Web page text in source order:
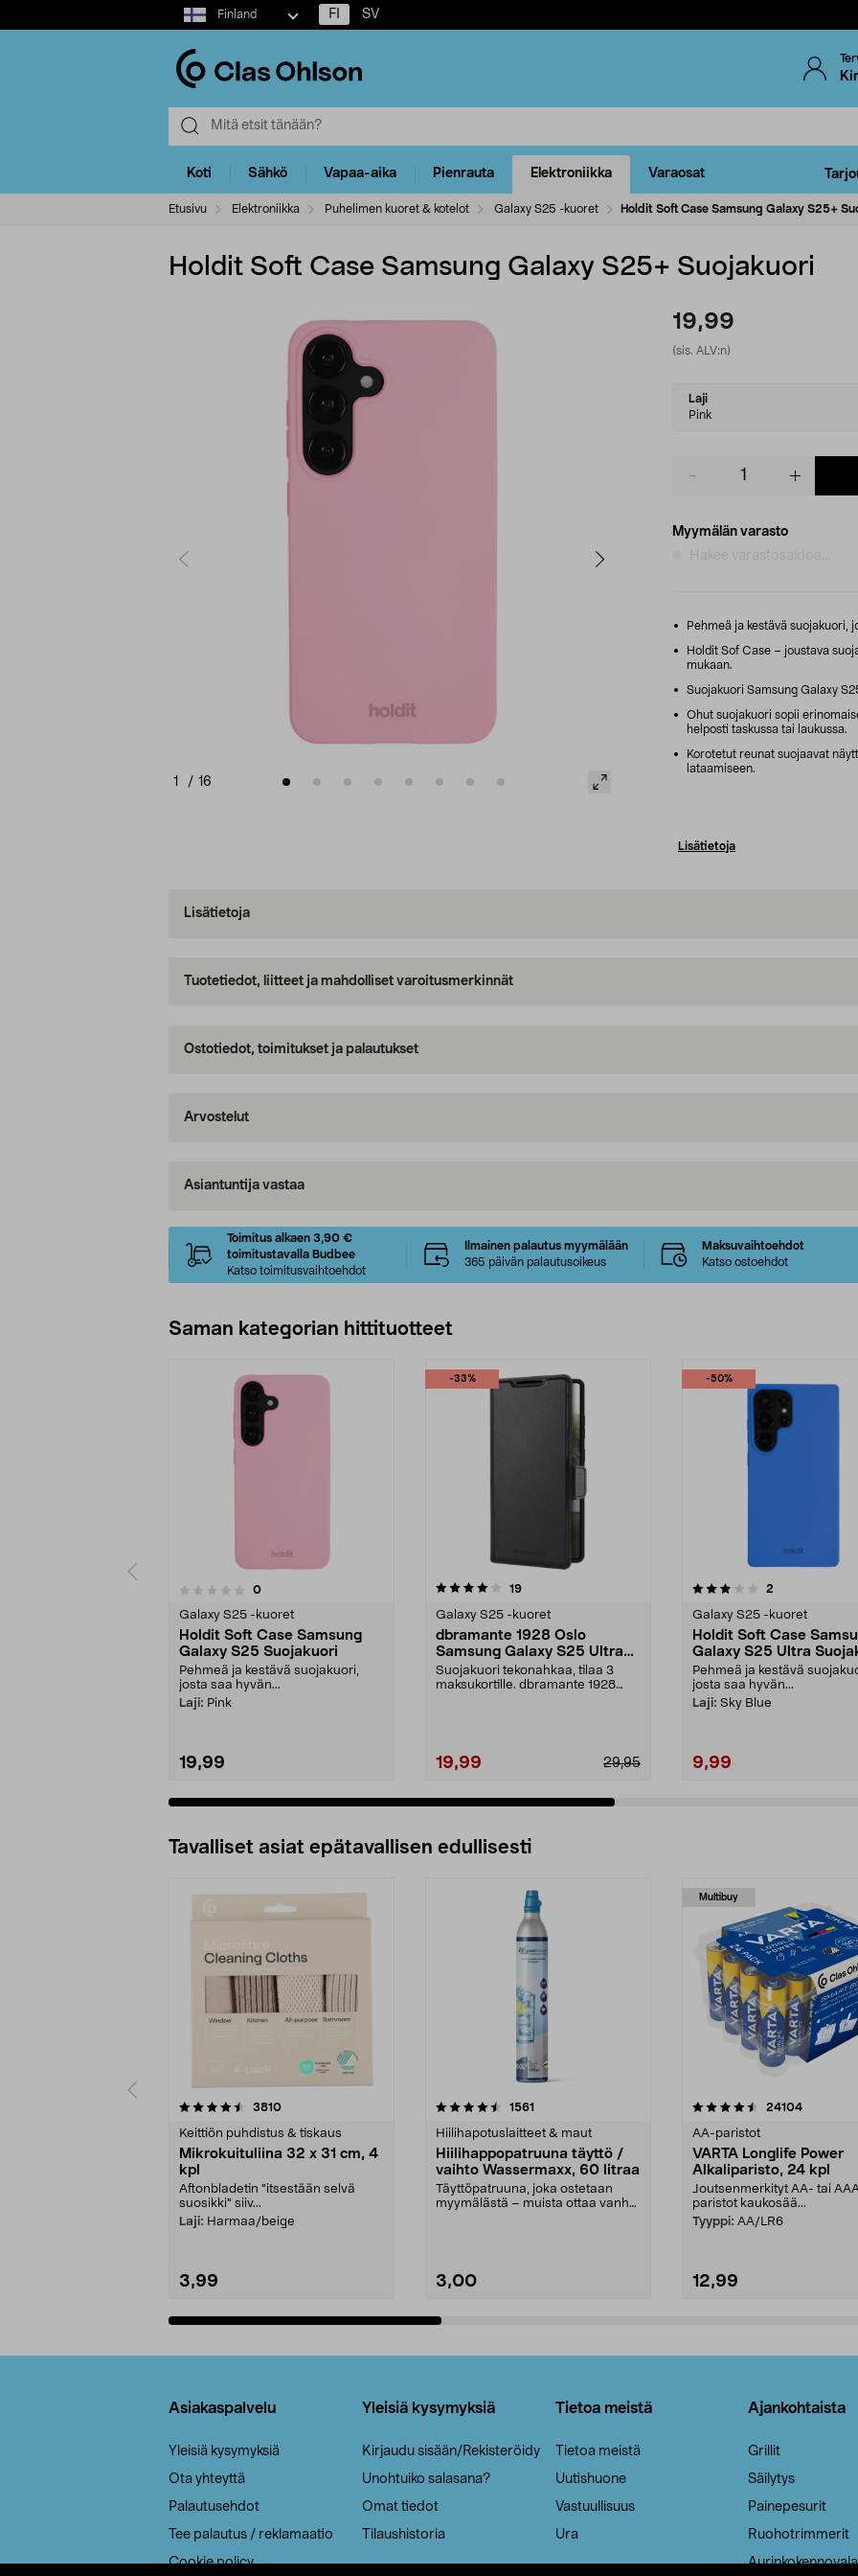
Select
market
Finland FI SV
Koti Sähkö Vapaa-aika Pienrauta Elektroniikka Varaosat
Etusivu Elektroniikka Puhelimen kuoret & kotelot Galaxy S25 -kuoret Holdit Soft Case Samsung Galaxy S25+
Holdit Soft Case Samsung Galaxy S25+ Suojakuori
1 / 16
19,99
(sis. ALV:n)
Select
variant
Laji
Pink
Myymälän varasto
Hakee varastosaldoa...
Pehmeä ja kestävä suojakuori,
Holdit Sof Case – joustava
mukaan.
Suojakuori Samsung Galaxy
Ohut suojakuori sopii
helposti taskussa tai laukussa.
Korotetut reunat suojaavat
lataamiseen.
Lisätietoja
Lisätietoja
Tuotetiedot, liitteet ja mahdolliset varoitusmerkinnät
Ostotiedot, toimitukset ja palautukset
Arvostelut
Asiantuntija vastaa
Toimitus alkaen 3,90 €
toimitustavalla Budbee
Katso toimitusvaihtoehdot
Ilmainen palautus myymälään
365 päivän palautusoikeus
Maksuvaihtoehdot
Katso ostoehdot
Saman kategorian hittituotteet
0arvostelut
Galaxy S25 -kuoret
Holdit Soft Case Samsung
Galaxy S25 Suojakuori
Pehmeä ja kestävä suojakuori,
josta saa hyvän...
Laji: Pink
19,99
-33%
4.0 viidestä
19arvostelut
Galaxy S25 -kuoret
dbramante 1928 Oslo
Samsung Galaxy S25 Ultra
Lompakkokotelo
Suojakuori tekonahkaa, tilaa 3
maksukortille. dbramante 1928
19,99 29,95
-50%
3.0 viidestä
2
Galaxy S25 -kuoret
Holdit Soft Case
Galaxy S25 Ultra
Pehmeä ja kestävä
josta saa hyvän...
Laji: Sky Blue
9,99
5.0 viidestä
Tavalliset asiat epätavallisen edullisesti
3810arvostelut
Keittiön puhdistus & tiskaus
Mikrokuituliina 32 x 31 cm, 4
kpl
Aftonbladetin "itsestään selvä
suosikki" siiv...
Laji: Harmaa/beige
3,99
4.5viidestä
1561
Hiilihapotuslaitteet & maut
Hiilihappopatruuna täyttö /
vaihto Wassermaxx, 60 litraa
Täyttöpatruuna, joka ostetaan
myymälästä – muista ottaa vanha
3,00
Multibuy
4.5viidestä
24104arvostelut
AA-paristot
VARTA Longlife Power
Alkaliparisto, 24 kpl
Joutsenmerkityt AA- tai
paristot kaukosää...
Tyyppi: AA/LR6
12,99
4.5viidestä
Asiakaspalvelu
Yleisiä kysymyksiä
Ota yhteyttä
Palautusehdot
Tee palautus / reklamaatio
Cookie policy
Yleisiä kysymyksiä
Kirjaudu sisään/Rekisteröidy
Unohtuiko salasana?
Omat tiedot
Tilaushistoria
Tietoa meistä
Tietoa meistä
Uutishuone
Vastuullisuus
Ura
Ajankohtaista
Grillit
Säilytys
Painepesurit
Ruohotrimmerit